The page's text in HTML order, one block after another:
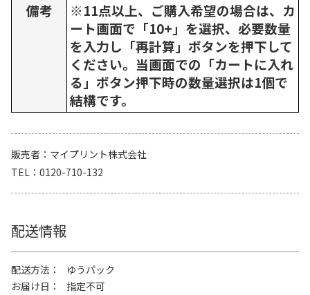
備考
※11点以上、ご購入希望の場合は、カ
ート画面で「10+」を選択、必要数量
を入力し「再計算」ボタンを押下して
ください。当画面での「カートに入れ
る」ボタン押下時の数量選択は1個で
結構です。
販売者
マイプリント株式会社
TEL
0120-710-132
配送情報
配送方法
ゆうパック
お届け日
指定不可